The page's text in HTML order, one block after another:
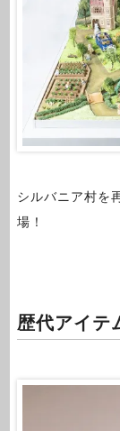
シルバニア村を
場！
歴代アイテ